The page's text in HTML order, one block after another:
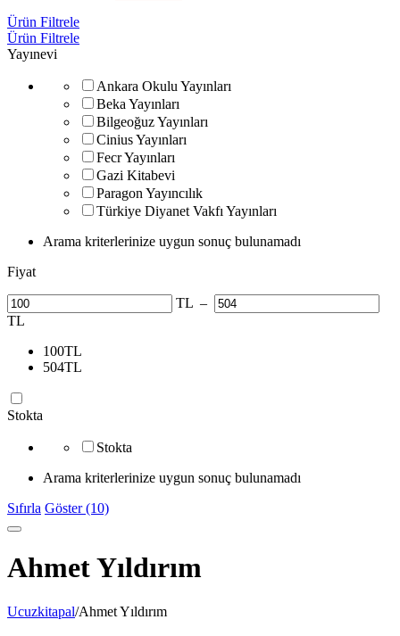
Ürün Filtrele
Ürün Filtrele
Yayınevi
Ankara Okulu Yayınları
Beka Yayınları
Bilgeoğuz Yayınları
Cinius Yayınları
Fecr Yayınları
Gazi Kitabevi
Paragon Yayıncılık
Türkiye Diyanet Vakfı Yayınları
Arama kriterlerinize uygun sonuç bulunamadı
Fiyat
TL –
TL
100TL
504TL
Stokta
Stokta
Arama kriterlerinize uygun sonuç bulunamadı
Sıfırla Göster (10)
Ahmet Yıldırım
Ucuzkitapal/Ahmet Yıldırım